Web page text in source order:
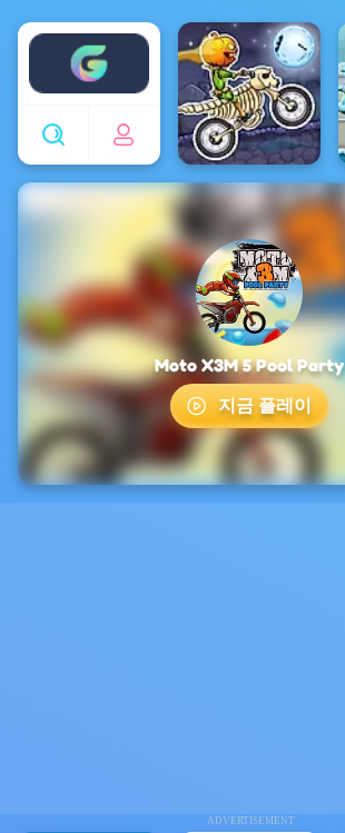
Enjoy4fun
ADVERTISEMENT
Moto X3M 5 Pool Party
지금 플레이